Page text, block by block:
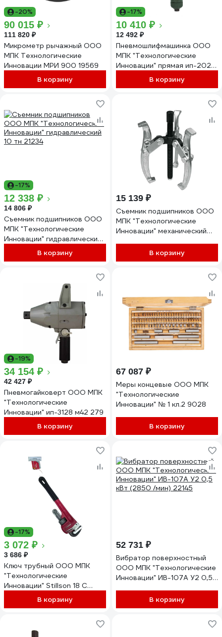
-20%
90 015 ₽
111 820 ₽
Микрометр рычажный ООО
МПК Технологические
Инновации МРИ 900 19569
В корзину
-17%
10 410 ₽
12 492 ₽
Пневмошлифмашинка ООО
МПК "Технологические
Инновации" прямая ип-2020
ф63мм 292В корзину
-17%
12 338 ₽
14 806 ₽
Съемник подшипников ООО
МПК "Технологические
Инновации" гидравлический
10 тн 21234В корзину
15 139 ₽
Съемник подшипников ООО
МПК "Технологические
Инновации" механический
В корзину
-19%
34 154 ₽
42 427 ₽
Пневмогайковерт ООО МПК
"Технологические
Инновации" ип-3128 м42 279
В корзину
67 087 ₽
Меры концевые ООО МПК
"Технологические
Инновации" № 1 кл.2 9028
В корзину
-17%
3 072 ₽
3 686 ₽
Ключ трубный ООО МПК
"Технологические
Инновации" Stillson 18 С
ОБРЕЗИНЕННОЙ РУЧКОЙ
HAIBOSHI 21588
В корзину
52 731 ₽
Вибратор поверхностный
ООО МПК "Технологические
Инновации" ИВ-107А У2 0,5
В корзину